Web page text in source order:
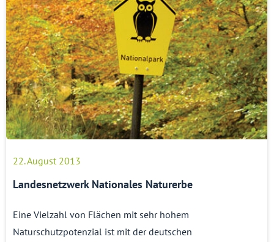
22. August 2013
Landesnetzwerk Nationales Naturerbe
Eine Vielzahl von Flächen mit sehr hohem
Naturschutzpotenzial ist mit der deutschen